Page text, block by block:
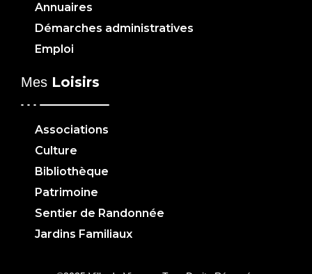
Annuaires
Démarches administratives
Emploi
Mes Loisirs
Associations
Culture
Bibliothèque
Patrimoine
Sentier de Randonnée
Jardins Familiaux